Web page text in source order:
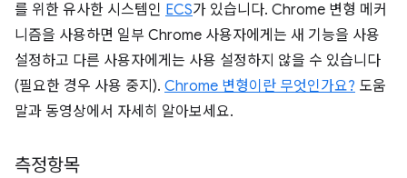
를 위한 유사한 시스템인 ECS가 있습니다. Chrome 변형 메커
니즘을 사용하면 일부 Chrome 사용자에게는 새 기능을 사용
설정하고 다른 사용자에게는 사용 설정하지 않을 수 있습니다
(필요한 경우 사용 중지). Chrome 변형이란 무엇인가요? 도움
말과 동영상에서 자세히 알아보세요.
측정항목